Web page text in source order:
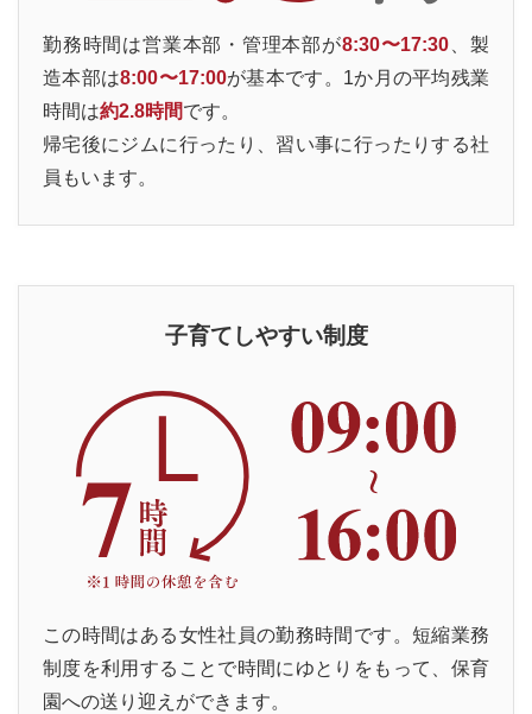
勤務時間は営業本部・管理本部が8:30〜17:30 、製
造本部は8:00〜17:00が基本です。1か月の平均残業
時間は約2.8時間です。
帰宅後にジムに行ったり、習い事に行ったりする社
員もいます。
子育てしやすい制度
この時間はある女性社員の勤務時間です。短縮業務
制度を利用することで時間にゆとりをもって、保育
園への送り迎えができます。